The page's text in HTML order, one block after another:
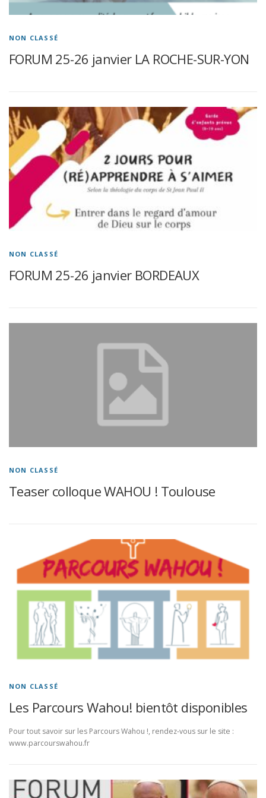
NON CLASSÉ
FORUM 25-26 janvier LA ROCHE-SUR-YON
NON CLASSÉ
FORUM 25-26 janvier BORDEAUX
NON CLASSÉ
Teaser colloque WAHOU ! Toulouse
NON CLASSÉ
Les Parcours Wahou! bientôt disponibles
Pour tout savoir sur les Parcours Wahou !, rendez-vous sur le site :
www.parcourswahou.fr